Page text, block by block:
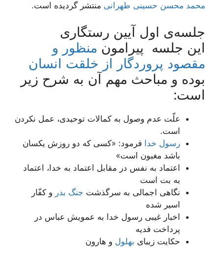
محمد محسن حسینی طهرانی منتشر گردیده است.
جلسه‌ی اول آیین رستگاری
این جلسه پیرامون منظور و
مقصود پروردگار از خلقت انسان
بوده و مباحث مهم آن به شرح زیر
است:
علّت عدم وصول به کمالات توحیدی، عمل نکردن
است.
رسول خدا فرمود: «کسی که دو روزش یکسان
باشد مغبون است»
اعتماد به نفس در مقابل اعتماد به خدا، اعتماد
به بت است
نگاهی اجمالی به سرگذشت جنگ بدر و کفّار
اسیر شده
اخبار غیبی رسول خدا به عمویش عباس در
پرداخت فدیه
حکایت زیبای بهلول و هارون